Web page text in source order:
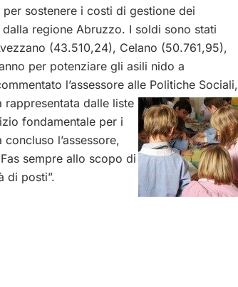
sostenere i costi di gestione dei
regione Abruzzo. I soldi sono stati
(43.510,24), Celano (50.761,95),
per potenziare gli asili nido a
l’assessore alle Politiche Sociali,
rappresentata dalle liste
fondamentale per i
l’assessore,
sempre allo scopo di
di posti”.